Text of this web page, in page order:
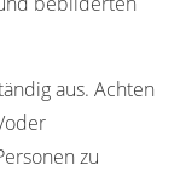
aus. Achten
oder
zu